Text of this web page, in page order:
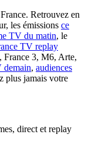
Retrouvez en
les émissions ce
TV du matin, le
TV replay
France 3, M6, Arte,
demain, audiences
plus jamais votre
direct et replay